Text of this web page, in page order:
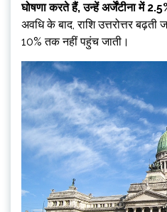
घोषणा करते हैं, उन्हें अर्जेंटीना में
अवधि के बाद, राशि उत्तरोत्तर
10% तक नहीं पहुंच जाती।